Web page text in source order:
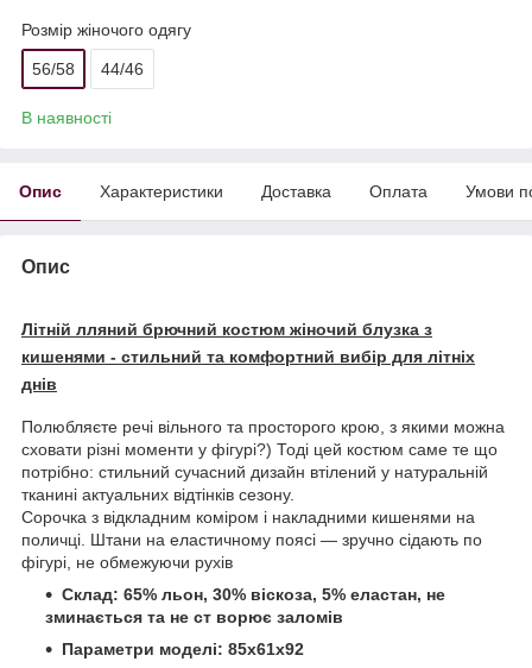
Розмір жіночого одягу
56/58 44/46
В наявності
Опис Характеристики Доставка Оплата Умови
Опис
Літній лляний брючний костюм жіночий блузка з
кишенями - стильний та комфортний вибір для літніх
днів
Полюбляєте речі вільного та просторого крою, з якими можна
сховати різні моменти у фігурі?) Тоді цей костюм саме те що
потрібно: стильний сучасний дизайн втілений у натуральній
тканині актуальних відтінків сезону.
Сорочка з відкладним коміром і накладними кишенями на
поличці. Штани на еластичному поясі — зручно сідають по
фігурі, не обмежуючи рухів
Склад: 65% льон, 30% віскоза, 5% еластан, не
зминається та не ст ворює заломів
Параметри моделі: 85х61х92